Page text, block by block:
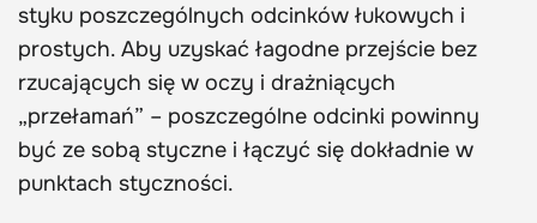
styku poszczególnych odcinków łukowych i
prostych. Aby uzyskać łagodne przejście bez
rzucających się w oczy i drażniących
„przełamań” – poszczególne odcinki powinny
być ze sobą styczne i łączyć się dokładnie w
punktach styczności.